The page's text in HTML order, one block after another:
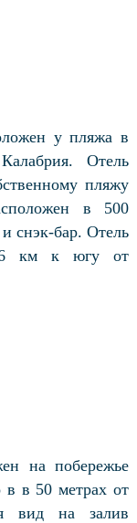
у пляжа в
Отель
пляжу
в 500
снэк-бар. Отель
км к югу от
на побережье
в 50 метрах от
вид на залив